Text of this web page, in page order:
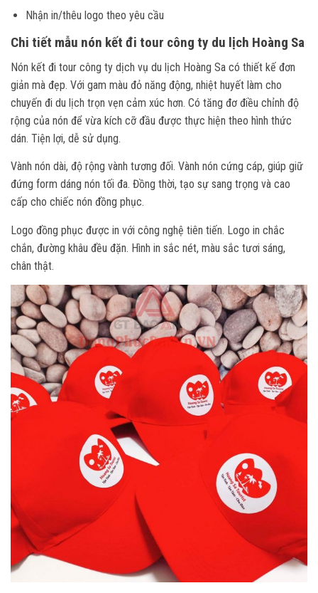
Nhận in/thêu logo theo yêu cầu
Chi tiết mẫu nón kết đi tour công ty du lịch Hoàng Sa
Nón kết đi tour công ty dịch vụ du lịch Hoàng Sa có thiết kế đơn
giản mà đẹp. Với gam màu đỏ năng động, nhiệt huyết làm cho
chuyến đi du lịch trọn vẹn cảm xúc hơn. Có tăng đơ điều chỉnh độ
rộng của nón để vừa kích cỡ đầu được thực hiện theo hình thức
dán. Tiện lợi, dễ sử dụng.
Vành nón dài, độ rộng vành tương đối. Vành nón cứng cáp, giúp giữ
đứng form dáng nón tối đa. Đồng thời, tạo sự sang trọng và cao
cấp cho chiếc nón đồng phục.
Logo đồng phục được in với công nghệ tiên tiến. Logo in chắc
chắn, đường khâu đều đặn. Hình in sắc nét, màu sắc tươi sáng,
chân thật.